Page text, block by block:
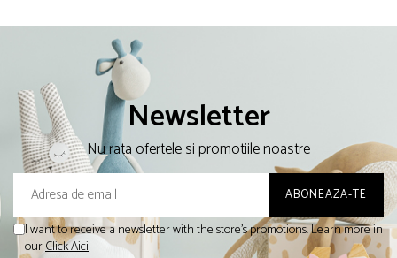
Newsletter
Nu rata ofertele si promotiile noastre
I want to receive a newsletter with the store's promotions. Learn more in
ourClick Aici